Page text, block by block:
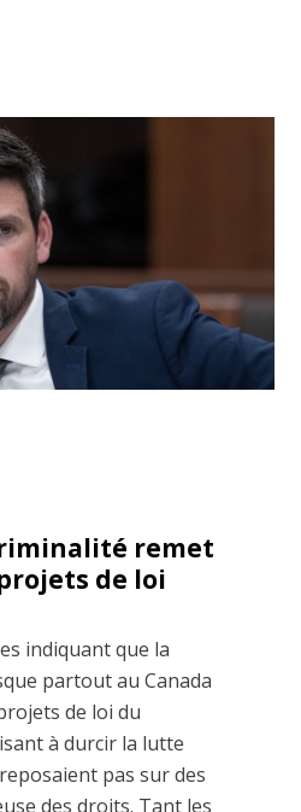
remet
de loi
indiquant que la
partout au Canada
de loi du
à durcir la lutte
pas sur des
des droits. Tant les